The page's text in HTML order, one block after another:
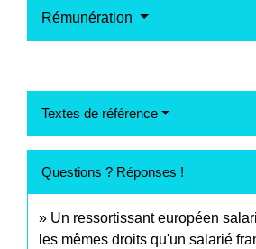
Rémunération
Textes de référence
Questions ? Réponses !
Un ressortissant européen
les mêmes droits qu'un salarié